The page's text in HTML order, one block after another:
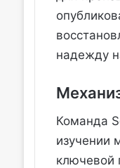
надежду
Команда
изучении
ключевой